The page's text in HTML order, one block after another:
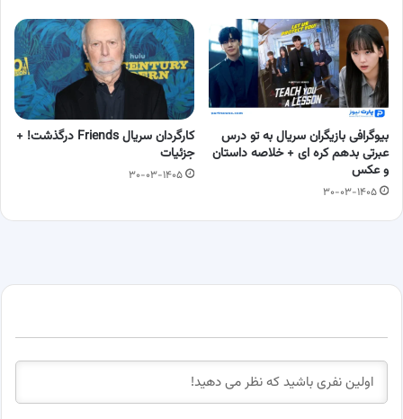
بیوگرافی بازیگران سریال به تو درس
عبرتی بدهم کره ای + خلاصه داستان
و عکس
۳۰-۰۳-۱۴۰۵
کارگردان سریال Friends درگذشت! +
جزئیات
۳۰-۰۳-۱۴۰۵